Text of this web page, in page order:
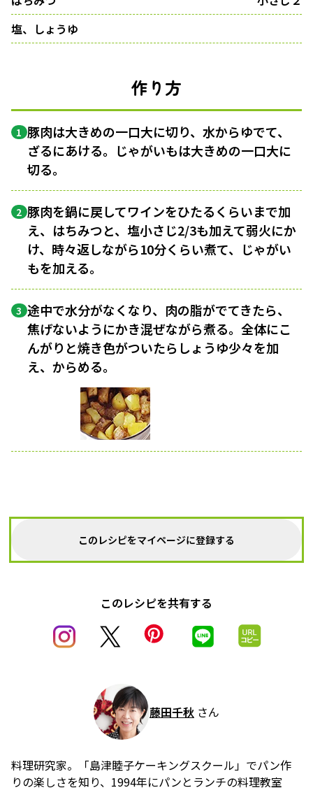
塩、しょうゆ
作り方
1 豚肉は大きめの一口大に切り、水からゆでて、
ざるにあける。じゃがいもは大きめの一口大に
切る。
2 豚肉を鍋に戻してワインをひたるくらいまで加
え、はちみつと、塩小さじ2/3も加えて弱火にか
け、時々返しながら10分くらい煮て、じゃがい
もを加える。
3 途中で水分がなくなり、肉の脂がでてきたら、
焦げないようにかき混ぜながら煮る。全体にこ
んがりと焼き色がついたらしょうゆ少々を加
え、からめる。
このレシピをマイページに登録する
このレシピを共有する
藤田千秋 さん
料理研究家。「島津睦子ケーキングスクール」でパン作
りの楽しさを知り、1994年にパンとランチの料理教室